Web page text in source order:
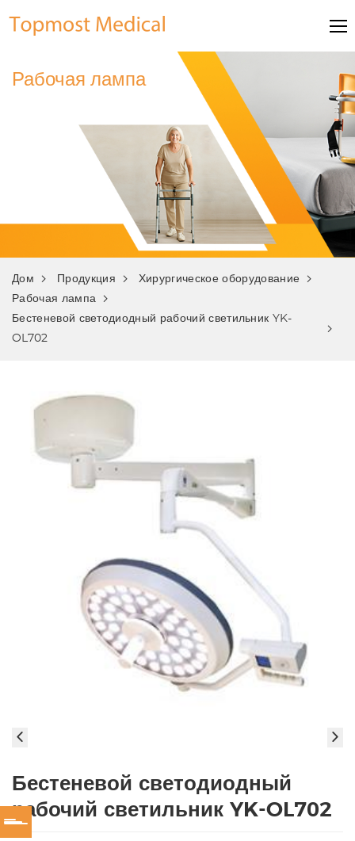
Рабочая лампа
Дом Продукция
Хирургическое оборудование
Рабочая лампа
Бестеневой светодиодный рабочий светильник YK-
OL702
Бестеневой светодиодный
рабочий светильник YK-OL702